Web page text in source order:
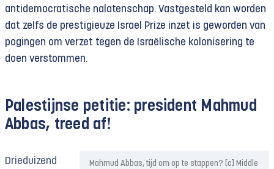
antidemocratische nalatenschap. Vastgesteld kan worden
dat zelfs de prestigieuze Israel Prize inzet is geworden van
pogingen om verzet tegen de Israëlische kolonisering te
doen verstommen.
Palestijnse petitie: president Mahmud
Abbas, treed af!
Mahmud Abbas, tijd om op te stappen? [c] Middle
Drieduizend